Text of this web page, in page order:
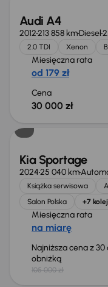
Audi A4
2012213 858 kmDiesel
2.0 TDI Xenon
Miesięczna rata
od 179 zł
Cena
30 000 zł
Kia Sportage
202425 040 km
Książka serwisowa
Salon Polska
+7
Miesięczna rata
na miarę
Najniższa cena z
obniżką
105 000 zł
Taniej o 1 000 zł